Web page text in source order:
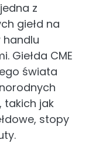
z
giełd na
handlu
Giełda CME
świata
takich jak
stopy